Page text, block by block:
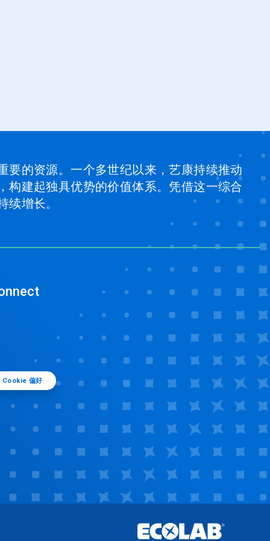
要的资源。一个多世纪以来，艺康持续推动
构建起独具优势的价值体系。凭借这一综合
增长。
Cookie 偏好